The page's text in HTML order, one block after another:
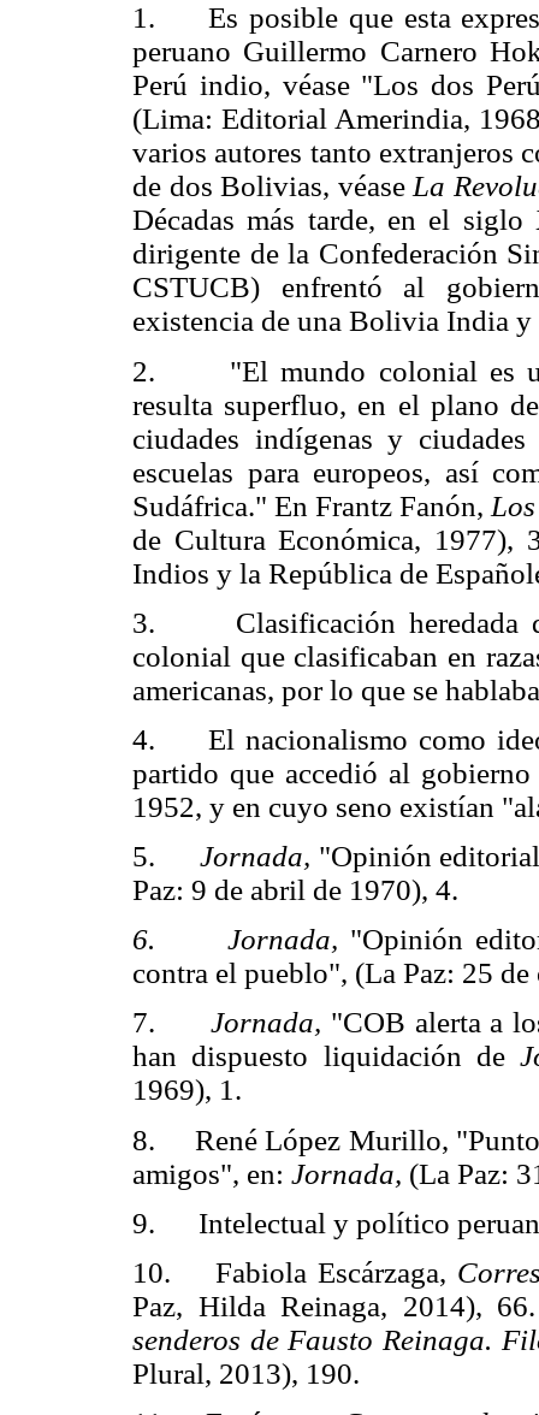
1. Es posible que esta
peruano Guillermo Carnero
Perú indio, véase "Los dos
(Lima: Editorial Amerindia,
varios autores tanto extranjeros
de dos Bolivias, véase La
Décadas más tarde, en el
dirigente de la Confederación
CSTUCB) enfrentó al
existencia de una Bolivia India
2. "El mundo colonial es un
resulta superfluo, en el plano
ciudades indígenas y
escuelas para europeos, así
Sudáfrica." En Frantz Fanón,
de Cultura Económica, 1977),
Indios y la República de
3. Clasificación heredada
colonial que clasificaban en
americanas, por lo que se
4. El nacionalismo como
partido que accedió al
1952, y en cuyo seno existían
5.Jornada, "Opinión
Paz: 9 de abril de 1970), 4.
6. Jornada, "Opinión
contra el pueblo", (La Paz: 25
7.Jornada, "COB alerta a
han dispuesto liquidación de
1969), 1.
8. René López Murillo, "Punto
amigos", en: Jornada, (La Paz:
9. Intelectual y político
10. Fabiola Escárzaga,
Paz, Hilda Reinaga, 2014),
senderos de Fausto Reinaga.
Plural, 2013), 190.